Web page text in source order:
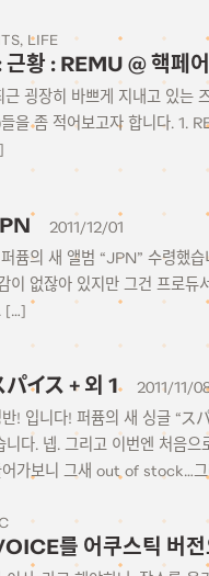
LIFE
근황 : REMU @ 핵페
근 굉장히 바쁘게 지내고 있는
을 좀 적어보고자 합니다.
2011/12/01
퓸의 새 앨범 “JPN” 수령했
이 없잖아 있지만 그건 프로듀
[…]
イス + 외 1
2011/11/
! 입니다! 퍼퓸의 새 싱글 “
니다. 넵. 그리고 이번엔 처음
어가보니 그새 out of stock…
를 어쿠스틱 버전